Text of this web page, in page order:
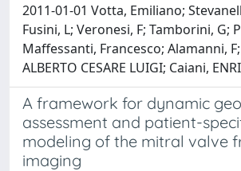
2011-01-01 Votta, Emiliano;
Fusini, L; Veronesi, F; Tamborini, G;
Maffessanti, Francesco; Alamanni,
ALBERTO CESARE LUIGI; Caiani,
A framework for dynamic
assessment and patient-
modeling of the mitral valve
imaging